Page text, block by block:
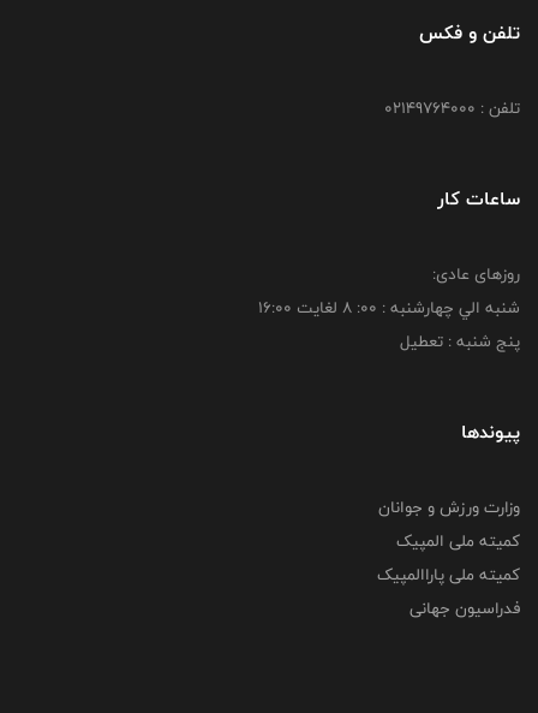
تلفن و فکس
تلفن : 02149764000
ساعات کار
روزهای عادی:
شنبه الي چهارشنبه : 00: 8 لغايت 16:00
پنج شنبه : تعطیل
پیوندها
وزارت ورزش و جوانان
کمیته ملی المپیک
کمیته ملی پاراالمپیک
فدراسیون جهانی